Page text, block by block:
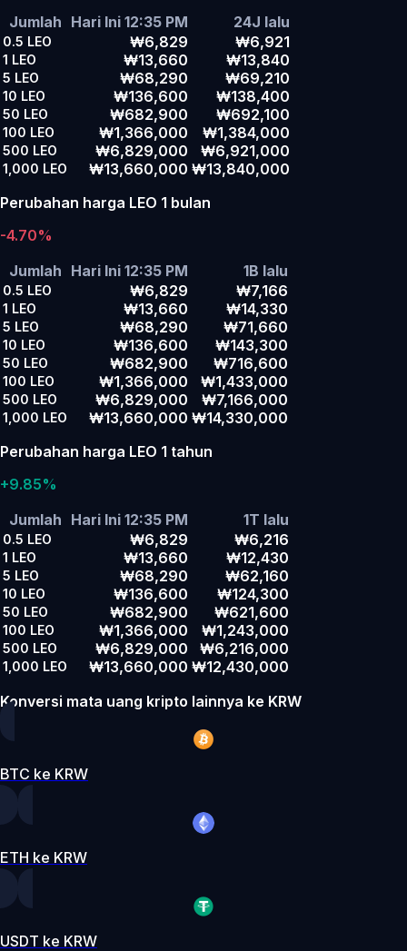
Jumlah Hari Ini 12:35 PM 24J lalu
0.5 LEO ₩6,829 ₩6,921
1 LEO ₩13,660 ₩13,840
5 LEO ₩68,290 ₩69,210
10 LEO ₩136,600 ₩138,400
50 LEO ₩682,900 ₩692,100
100 LEO ₩1,366,000 ₩1,384,000
500 LEO ₩6,829,000 ₩6,921,000
1,000 LEO ₩13,660,000 ₩13,840,000
Perubahan harga LEO 1 bulan
-4.70%
Jumlah Hari Ini 12:35 PM 1B lalu
0.5 LEO ₩6,829 ₩7,166
1 LEO ₩13,660 ₩14,330
5 LEO ₩68,290 ₩71,660
10 LEO ₩136,600 ₩143,300
50 LEO ₩682,900 ₩716,600
100 LEO ₩1,366,000 ₩1,433,000
500 LEO ₩6,829,000 ₩7,166,000
1,000 LEO ₩13,660,000 ₩14,330,000
Perubahan harga LEO 1 tahun
+9.85%
Jumlah Hari Ini 12:35 PM 1T lalu
0.5 LEO ₩6,829 ₩6,216
1 LEO ₩13,660 ₩12,430
5 LEO ₩68,290 ₩62,160
10 LEO ₩136,600 ₩124,300
50 LEO ₩682,900 ₩621,600
100 LEO ₩1,366,000 ₩1,243,000
500 LEO ₩6,829,000 ₩6,216,000
1,000 LEO ₩13,660,000 ₩12,430,000
Konversi mata uang kripto lainnya ke KRW
BTC ke KRW
ETH ke KRW
USDT ke KRW